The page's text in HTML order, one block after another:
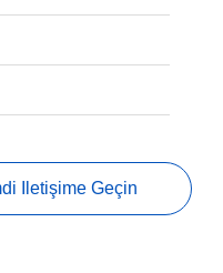
Iletişime Geçin